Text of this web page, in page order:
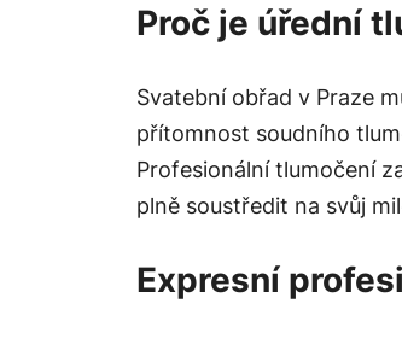
Proč je úřední
Svatební obřad v Praze
přítomnost soudního
Profesionální tlumočení
plně soustředit na svůj
Expresní